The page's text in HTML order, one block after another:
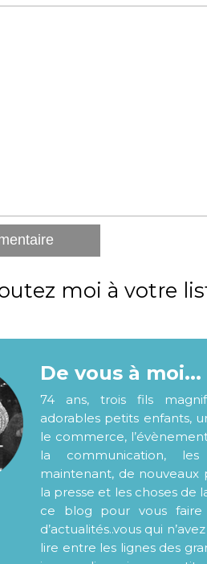
moi à votre
De vous à moi...
74 ans, trois fils
adorables petits enfants,
le commerce,
la communication,
maintenant, de nouveaux
la presse et les choses de
ce blog pour vous faire
d’actualités..vous qui
lire entre les lignes des